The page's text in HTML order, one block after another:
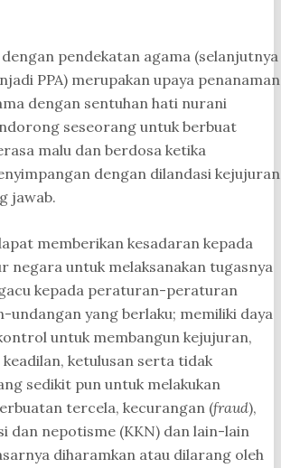
pendekatan agama (selanjutnya
PPA) merupakan upaya penanaman
dengan sentuhan hati nurani
seseorang untuk berbuat
malu dan berdosa ketika
dengan dilandasi kejujuran
jawab.
memberikan kesadaran kepada
negara untuk melaksanakan tugasnya
kepada peraturan-peraturan
undangan yang berlaku; memiliki daya
untuk membangun kejujuran,
ketulusan serta tidak
sedikit pun untuk melakukan
tercela, kecurangan (fraud),
dan nepotisme (KKN) dan lain-lain
diharamkan atau dilarang oleh